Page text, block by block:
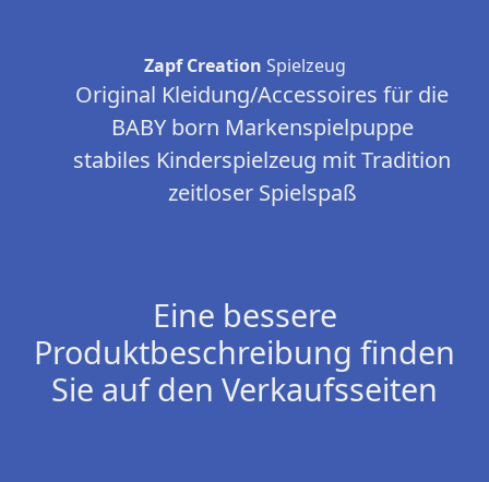
Zapf Creation Spielzeug
Original Kleidung/Accessoires für die
BABY born Markenspielpuppe
stabiles Kinderspielzeug mit Tradition
zeitloser Spielspaß
Eine bessere
Produktbeschreibung finden
Sie auf den Verkaufsseiten